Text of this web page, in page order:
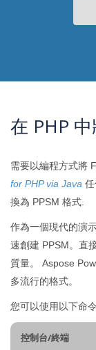
在 PHP
需要以編程方式將
for PHP via Java
換為 PPSM 格式.
作為一個現代的演
速創建 PPSM。直
質量。 Aspose
多流行的格式。
您可以使用以下命
控制台/終端